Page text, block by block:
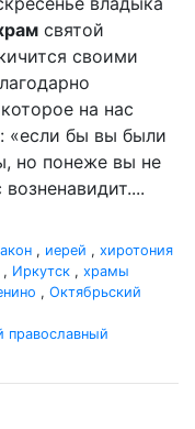
святой
своими
на нас
«если бы вы были
но понеже вы не
, иерей , хиротония
, Иркутск , храмы
, Октябрьский
православный